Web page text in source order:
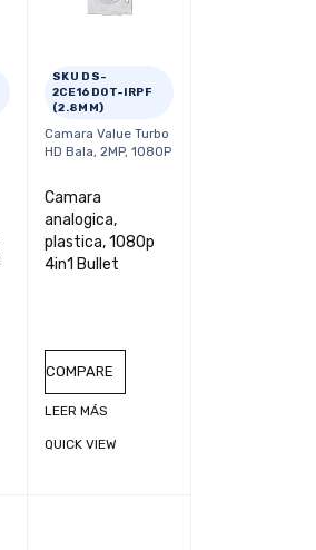
SKU DS-
2CE16D0T-IRPF
(2.8MM)
Camara Value Turbo
HD Bala, 2MP, 1080P
Camara
analogica,
plastica, 1080p
4in1 Bullet
COMPARE
LEER MÁS
QUICK VIEW